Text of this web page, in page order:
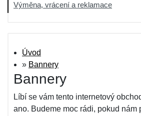
Výměna, vrácení a reklamace
Úvod
» Bannery
Bannery
Líbí se vám tento internetový
ano. Budeme moc rádi, pokud nám